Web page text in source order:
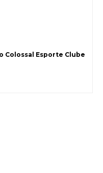
Colossal Esporte Clube